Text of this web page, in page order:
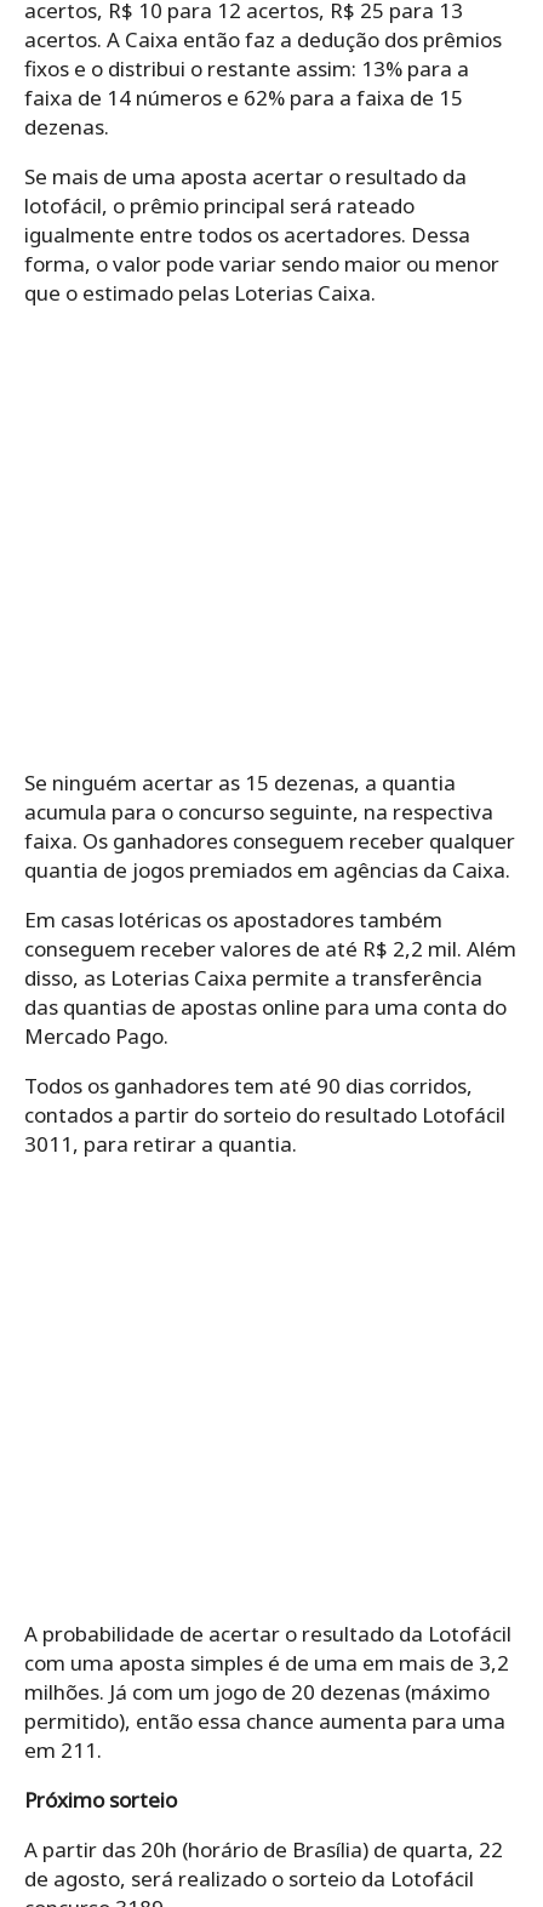
acertos, R$ 10 para 12 acertos, R$ 25 para 13
acertos. A Caixa então faz a dedução dos prêmios
fixos e o distribui o restante assim: 13% para a
faixa de 14 números e 62% para a faixa de 15
dezenas.
Se mais de uma aposta acertar o resultado da
lotofácil, o prêmio principal será rateado
igualmente entre todos os acertadores. Dessa
forma, o valor pode variar sendo maior ou menor
que o estimado pelas Loterias Caixa.
Se ninguém acertar as 15 dezenas, a quantia
acumula para o concurso seguinte, na respectiva
faixa. Os ganhadores conseguem receber qualquer
quantia de jogos premiados em agências da Caixa.
Em casas lotéricas os apostadores também
conseguem receber valores de até R$ 2,2 mil. Além
disso, as Loterias Caixa permite a transferência
das quantias de apostas online para uma conta do
Mercado Pago.
Todos os ganhadores tem até 90 dias corridos,
contados a partir do sorteio do resultado Lotofácil
3011, para retirar a quantia.
A probabilidade de acertar o resultado da Lotofácil
com uma aposta simples é de uma em mais de 3,2
milhões. Já com um jogo de 20 dezenas (máximo
permitido), então essa chance aumenta para uma
em 211.
Próximo sorteio
A partir das 20h (horário de Brasília) de quarta, 22
de agosto, será realizado o sorteio da Lotofácil